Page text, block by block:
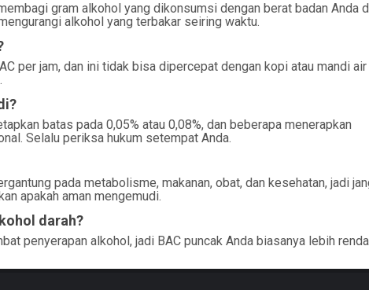
gram alkohol yang dikonsumsi dengan berat badan Anda
alkohol yang terbakar seiring waktu.
per jam, dan ini tidak bisa dipercepat dengan kopi atau mandi air
batas pada 0,05% atau 0,08%, dan beberapa menerapkan
Selalu periksa hukum setempat Anda.
pada metabolisme, makanan, obat, dan kesehatan, jadi
apakah aman mengemudi.
darah?
penyerapan alkohol, jadi BAC puncak Anda biasanya lebih